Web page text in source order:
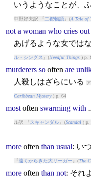
いうようなことが、
中野好夫訳 『二都物語』(A Tale of
not a woman who cries out
あげるような女では
ル・シングス 』(Needful Things) p.
murderers so often are
人殺しはざらにいる
Caribbean Mystery) p. 64
most often swarming with
ル訳 『 スキャンダル』(Scandal) p.
more often than usual: い
『遠くからきた大リーガー 』(The
more often than not: それ